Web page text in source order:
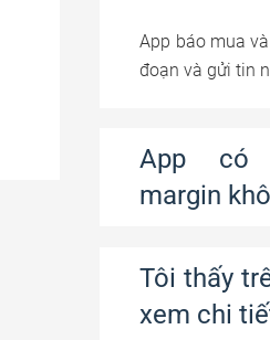
App báo mua
đoạn và gửi tin
App có
margin
Tôi thấy
xem chi